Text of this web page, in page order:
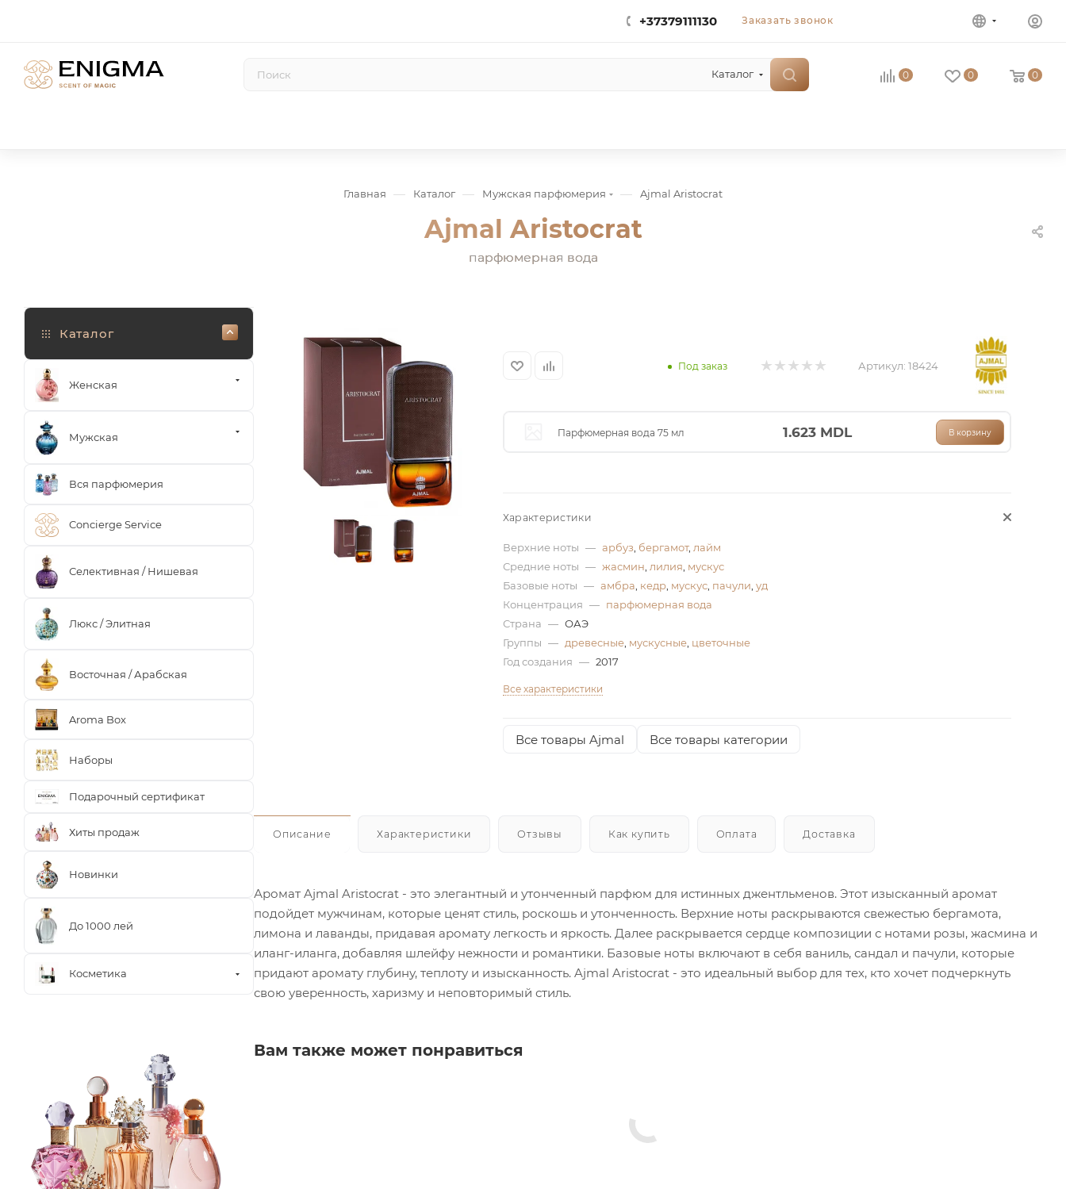
+37379111130 Заказать звонок
Каталог 0 0 0
Главная — Каталог — Мужская парфюмерия — Ajmal Aristocrat
Ajmal Aristocrat
парфюмерная вода
Под заказ Артикул: 18424
Парфюмерная вода 75 мл 1.623 MDL В корзину
Характеристики
Верхние ноты — арбуз бергамот, лайм
Средние ноты — жасмин лилия мускус
Базовые ноты — амбра кедр, мускус, пачули уд
Концентрация — парфюмерная вода
Страна — ОАЭ
Группы — древесные, мускусные, цветочные
Год создания — 2017
Все характеристики
Все товары Ajmal Все товары категории
Описание Характеристики Отзывы Как купить Оплата Доставка
Аромат Ajmal Aristocrat - это элегантный и утонченный парфюм для истинных джентльменов. Этот изысканный аромат
подойдет мужчинам, которые ценят стиль, роскошь и утонченность. Верхние ноты раскрываются свежестью бергамота,
лимона и лаванды, придавая аромату легкость и яркость. Далее раскрывается сердце композиции с нотами розы, жасмина и
иланг-иланга, добавляя шлейфу нежности и романтики. Базовые ноты включают в себя ваниль, сандал и пачули, которые
придают аромату глубину, теплоту и изысканность. Ajmal Aristocrat - это идеальный выбор для тех, кто хочет подчеркнуть
свою уверенность, харизму и неповторимый стиль.
Вам также может понравиться
Каталог
Женская
Мужская
Вся парфюмерия
Concierge Service
Селективная / Нишевая
Люкс / Элитная
Восточная / Арабская
Aroma Box
Наборы
Подарочный сертификат
Хиты продаж
Новинки
До 1000 лей
Косметика